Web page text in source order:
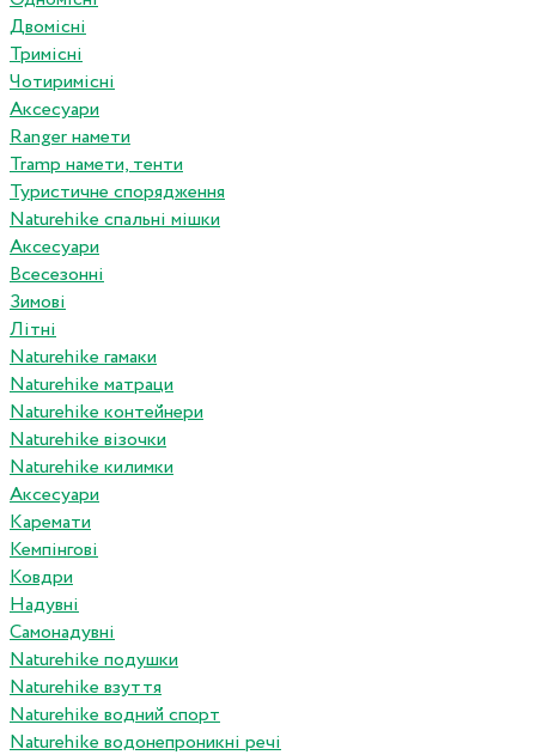
Двомісні
Тримісні
Чотиримісні
Аксесуари
Ranger намети
Tramp намети, тенти
Туристичне спорядження
Naturehike спальні мішки
Аксесуари
Всесезонні
Зимові
Літні
Naturehike гамаки
Naturehike матраци
Naturehike контейнери
Naturehike візочки
Naturehike килимки
Аксесуари
Каремати
Кемпінгові
Ковдри
Надувні
Самонадувні
Naturehike подушки
Naturehike взуття
Naturehike водний спорт
Naturehike водонепроникні речі